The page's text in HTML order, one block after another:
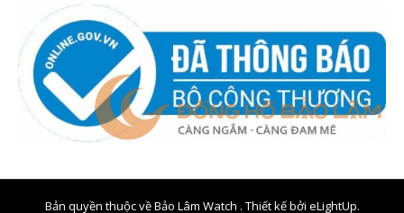
Bản quyền thuộc về Bảo Lâm Watch . Thiết kế bởi eLightUp.